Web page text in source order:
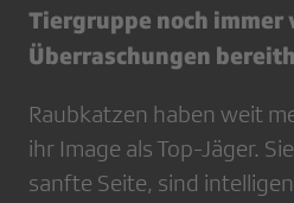
Tiergruppe noch immer
Überraschungen
Raubkatzen haben weit
ihr Image als Top-Jäger.
sanfte Seite, sind